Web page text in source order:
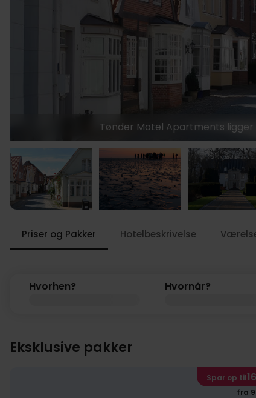
Tønder Motel Apartments
Priser og Pakker Hotelbeskrivelse
Hvorhen? Hvornår?
Eksklusive pakker
Spar op til
fra